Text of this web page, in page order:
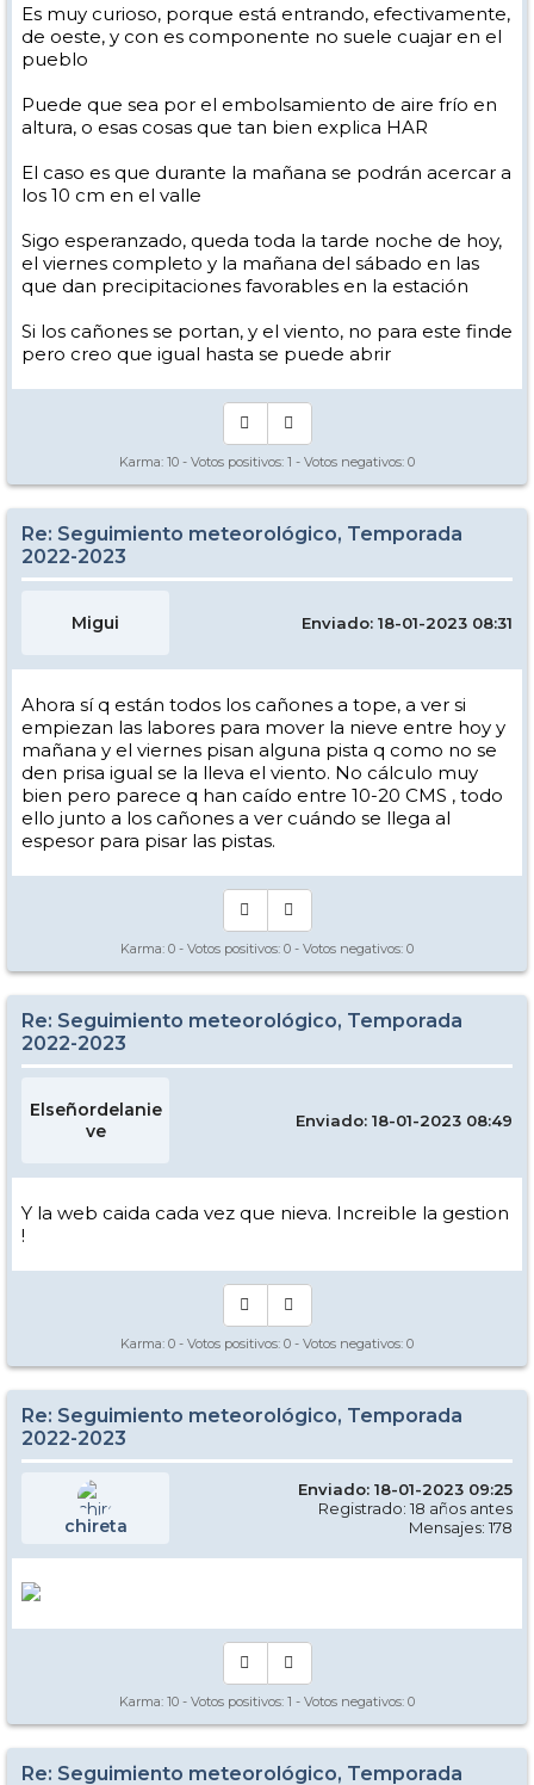
Es muy curioso, porque está entrando, efectivamente,
de oeste, y con es componente no suele cuajar en el
pueblo
Puede que sea por el embolsamiento de aire frío en
altura, o esas cosas que tan bien explica HAR
El caso es que durante la mañana se podrán acercar a
los 10 cm en el valle
Sigo esperanzado, queda toda la tarde noche de hoy,
el viernes completo y la mañana del sábado en las
que dan precipitaciones favorables en la estación
Si los cañones se portan, y el viento, no para este finde
pero creo que igual hasta se puede abrir
Karma: 10 - Votos positivos: 1 - Votos negativos: 0
Re: Seguimiento meteorológico, Temporada
2022-2023
Migui Enviado: 18-01-2023 08:31
Ahora sí q están todos los cañones a tope, a ver si
empiezan las labores para mover la nieve entre hoy y
mañana y el viernes pisan alguna pista q como no se
den prisa igual se la lleva el viento. No cálculo muy
bien pero parece q han caído entre 10-20 CMS , todo
ello junto a los cañones a ver cuándo se llega al
espesor para pisar las pistas.
Karma: 0 - Votos positivos: 0 - Votos negativos: 0
Re: Seguimiento meteorológico, Temporada
2022-2023
Elseñordelanie
ve
Enviado: 18-01-2023 08:49
Y la web caida cada vez que nieva. Increible la gestion
!
Karma: 0 - Votos positivos: 0 - Votos negativos: 0
Re: Seguimiento meteorológico, Temporada
2022-2023
chireta
Enviado: 18-01-2023 09:25
Registrado: 18 años antes
Mensajes: 178
Karma: 10 - Votos positivos: 1 - Votos negativos: 0
Re: Seguimiento meteorológico, Temporada